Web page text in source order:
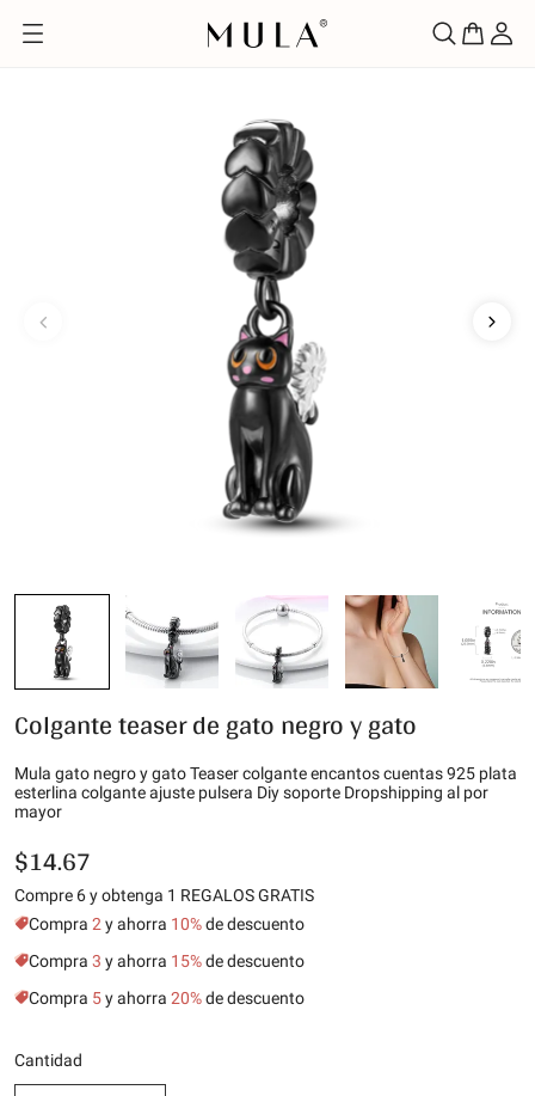
Colgante teaser de gato negro y gato
Mula gato negro y gato Teaser colgante encantos cuentas 925 plata
esterlina colgante ajuste pulsera Diy soporte Dropshipping al por
mayor
$14.67
Compre 6 y obtenga 1 REGALOS GRATIS
Compra 2 y ahorra 10%de descuento
Compra 3 y ahorra 15%de descuento
Compra 5y ahorra 20%de descuento
Cantidad